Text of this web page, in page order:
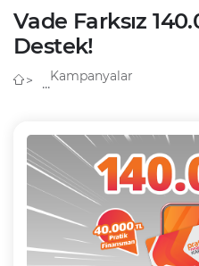
Şahıs Firmam İçin
Vade Farksız
Destek!
Kampanyalar